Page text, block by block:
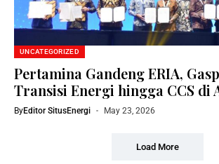
UNCATEGORIZED
Pertamina Gandeng ERIA,
Transisi Energi hingga CCS di
ByEditor SitusEnergi May 23, 2026
Load More